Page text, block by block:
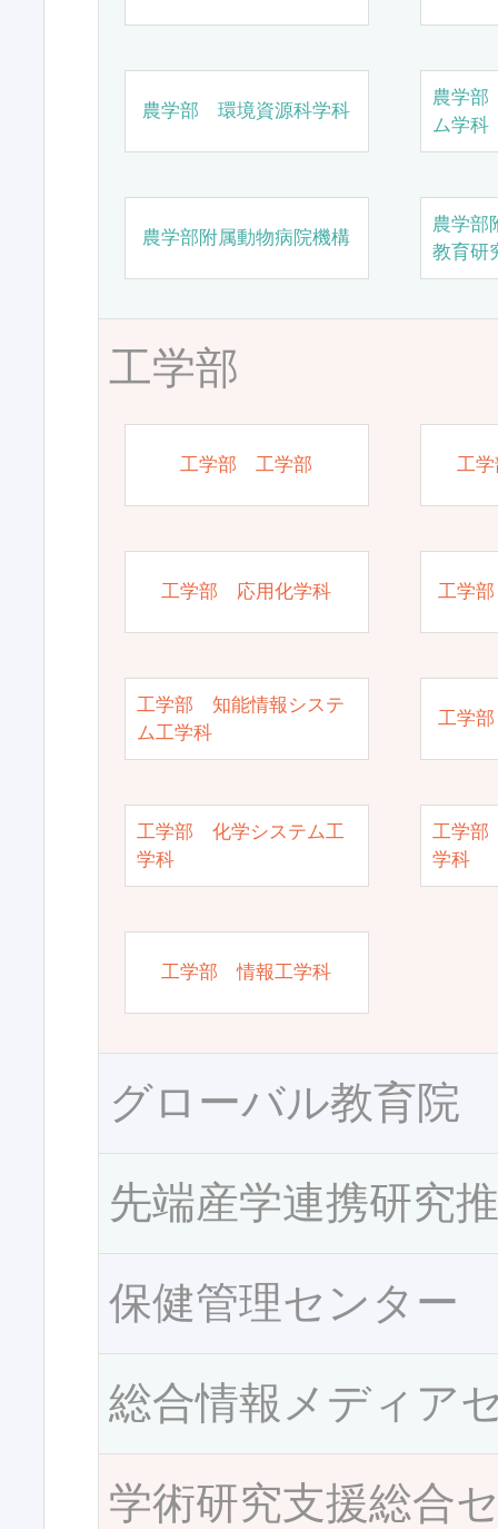
農学部 環境資源科学科
農学
ム学科
農学部附属動物病院機構
農学部
教育研
工学部
工学部 工学部 工
工学部 応用化学科 工学
工学部 知能情報システ
ム工学科
工学
工学部 化学システム工
学科
工学部
学科
工学部 情報工学科
グローバル教育院
先端産学連携研究
保健管理センター
総合情報メディア
学術研究支援総合